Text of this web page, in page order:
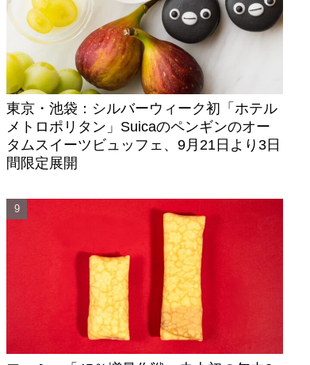
東京・池袋：シルバーウィーク初「ホテル
メトロポリタン」Suicaのペンギンのオー
タムスイーツビュッフェ、9月21日より3日
間限定展開